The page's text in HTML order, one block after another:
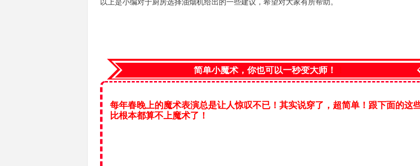
简单小魔术，你也可以一秒变大师！
每年春晚上的魔术表演总是让人惊叹不已！其实说穿了，超简单！跟下面的这
比根本都算不上魔术了！